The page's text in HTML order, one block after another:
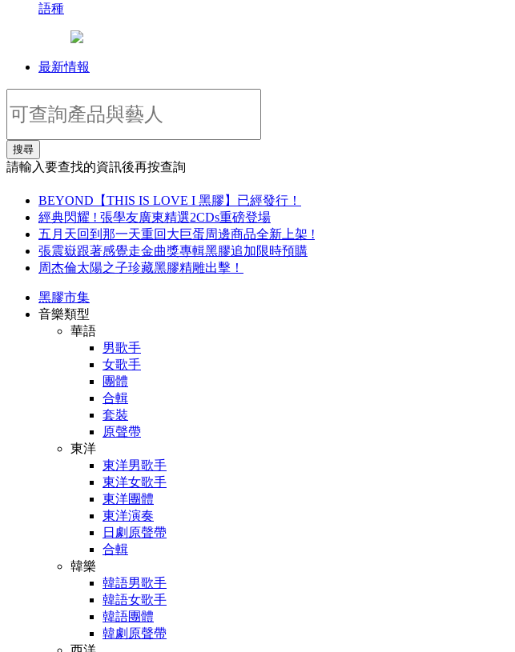
語種
最新情報
搜尋
請輸入要查找的資訊後再按查詢
BEYOND【THIS IS LOVE I 黑膠】已經發行！
經典閃耀 ! 張學友廣東精選2CDs重磅登場
五月天回到那一天重回大巨蛋周邊商品全新上架 !
張震嶽跟著感覺走金曲獎專輯黑膠追加限時預購
周杰倫太陽之子珍藏黑膠精雕出擊！
黑膠市集
音樂類型
華語
男歌手
女歌手
團體
合輯
套裝
原聲帶
東洋
東洋男歌手
東洋女歌手
東洋團體
東洋演奏
日劇原聲帶
合輯
韓樂
韓語男歌手
韓語女歌手
韓語團體
韓劇原聲帶